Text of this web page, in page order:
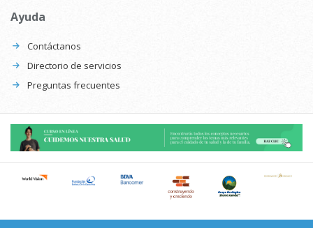
Ayuda
Contáctanos
Directorio de servicios
Preguntas frecuentes